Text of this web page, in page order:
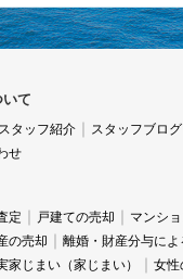
て
スタッフ紹介 スタッフブログ
せ
定 戸建ての売却 マンシ
の売却 離婚・財産分与によ
家じまい（家じまい）
女性